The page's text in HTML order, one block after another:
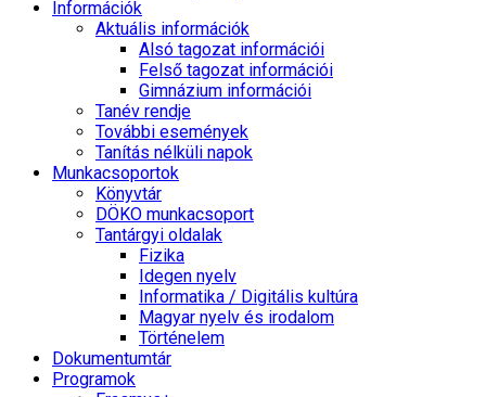
Információk
Aktuális információk
Alsó tagozat információi
Felső tagozat információi
Gimnázium információi
Tanév rendje
További események
Tanítás nélküli napok
Munkacsoportok
Könyvtár
DÖKO munkacsoport
Tantárgyi oldalak
Fizika
Idegen nyelv
Informatika / Digitális kultúra
Magyar nyelv és irodalom
Történelem
Dokumentumtár
Programok